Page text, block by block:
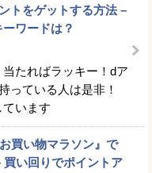
トをゲットする方法 –
ワードは？
たればラッキー！dア
っている人は是非！
います
買い物マラソン』で
い回りでポイントア